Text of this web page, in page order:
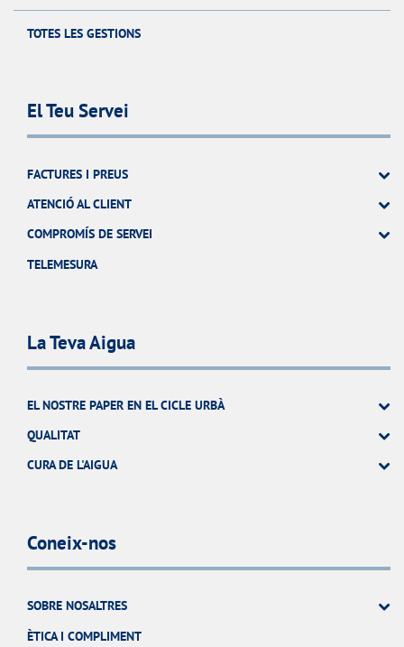
TOTES LES GESTIONS
El Teu Servei
FACTURES I PREUS
ATENCIÓ AL CLIENT
COMPROMÍS DE SERVEI
TELEMESURA
La Teva Aigua
EL NOSTRE PAPER EN EL CICLE URBÀ
QUALITAT
CURA DE L'AIGUA
Coneix-nos
SOBRE NOSALTRES
ÈTICA I COMPLIMENT